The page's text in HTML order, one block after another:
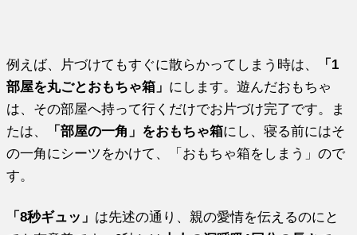
例えば、片づけてもすぐに散らかってしまう時は、
「1
部屋を丸ごとおもちゃ箱」 にします。遊んだおもちゃ
は、その部屋へ持って行くだけでお片づけ完了です。ま
たは、
「部屋の一角」をおもちゃ箱にし、寝る前にはそ
の一角にシーツをかけて、「おもちゃ箱をしまう」ので
す。
「8秒ギュッ」 は先述の通り、親の愛情を伝えるのにと